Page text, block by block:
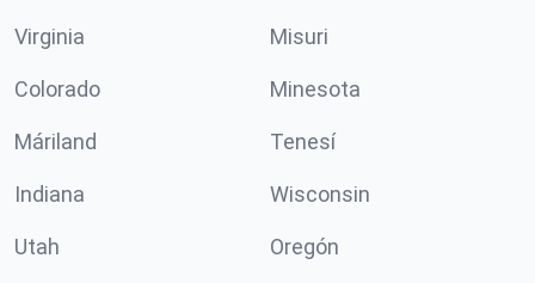
Virginia Misuri
Colorado Minesota
Máriland Tenesí
Indiana Wisconsin
Utah Oregón